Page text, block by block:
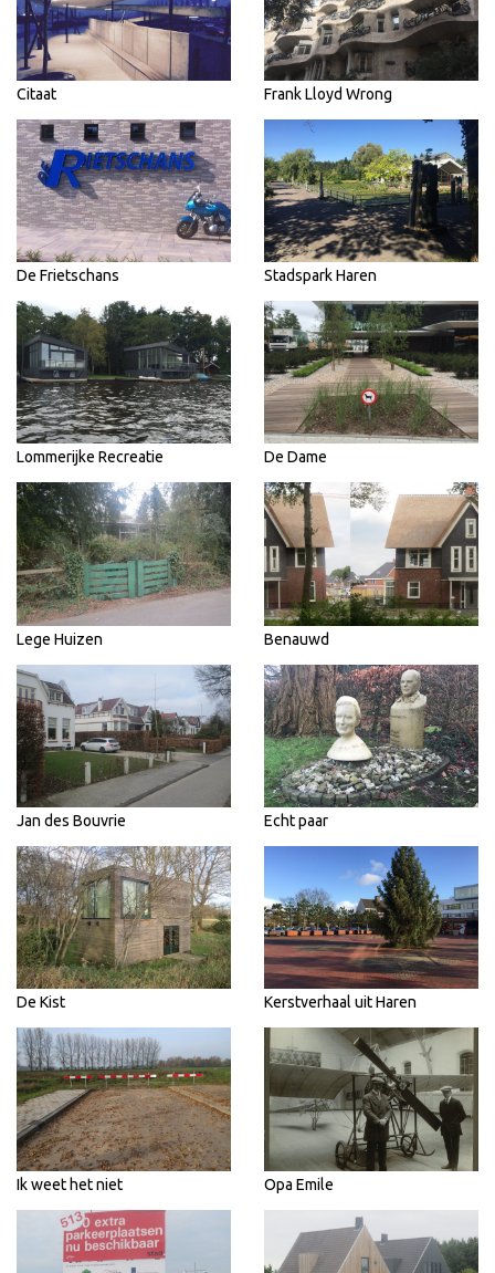
Citaat Frank Lloyd Wrong
De Frietschans Stadspark Haren
Lommerijke Recreatie De Dame
Lege Huizen Benauwd
Jan des Bouvrie Echt paar
De Kist Kerstverhaal uit Haren
Ik weet het niet Opa Emile